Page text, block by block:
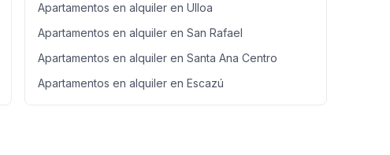
Apartamentos en alquiler en Ulloa
Apartamentos en alquiler en San Rafael
Apartamentos en alquiler en Santa Ana Centro
Apartamentos en alquiler en Escazú